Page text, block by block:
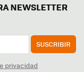
NEWSLETTER
SUSCRIBIR
privacidad